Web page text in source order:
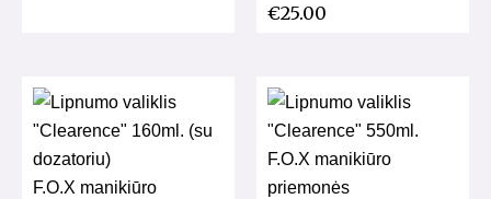
€25.00
F.O.X manikiūro
F.O.X manikiūro
priemonės